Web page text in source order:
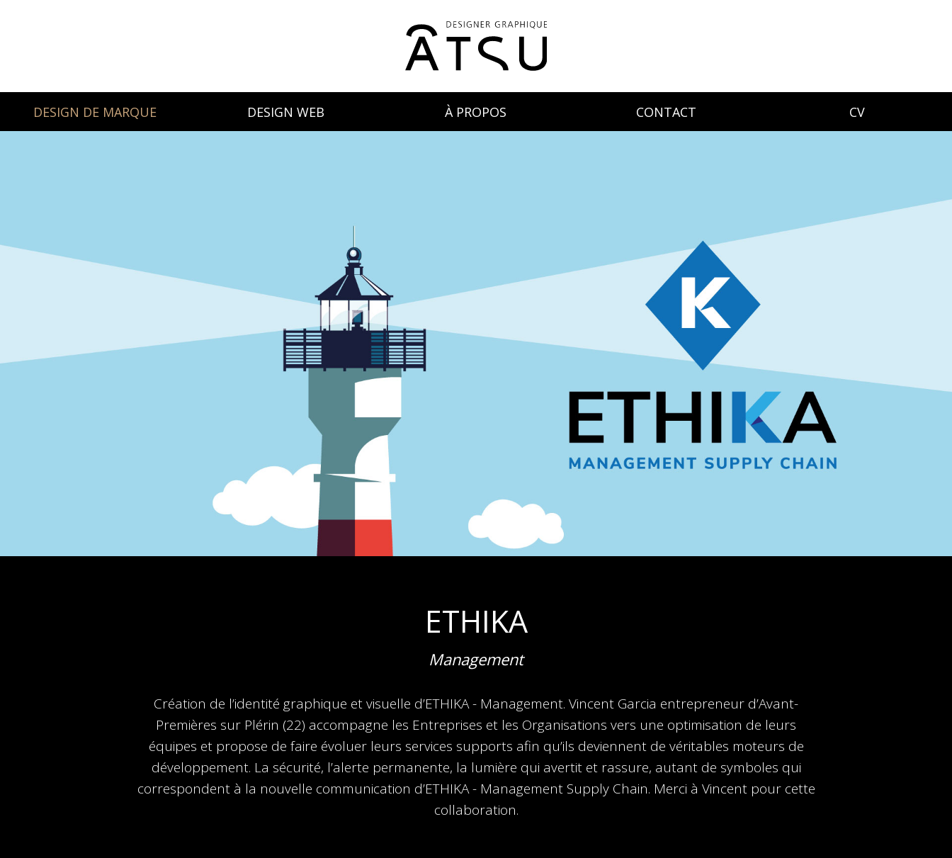
DESIGN DE MARQUE DESIGN WEB À PROPOS CONTACT CV
ETHIKA
Management
Création de l’identité graphique et visuelle d’ETHIKA - Management. Vincent Garcia entrepreneur d’Avant-
Premières sur Plérin (22) accompagne les Entreprises et les Organisations vers une optimisation de leurs
équipes et propose de faire évoluer leurs services supports afin qu’ils deviennent de véritables moteurs de
développement. La sécurité, l’alerte permanente, la lumière qui avertit et rassure, autant de symboles qui
correspondent à la nouvelle communication d’ETHIKA - Management Supply Chain. Merci à Vincent pour cette
collaboration.